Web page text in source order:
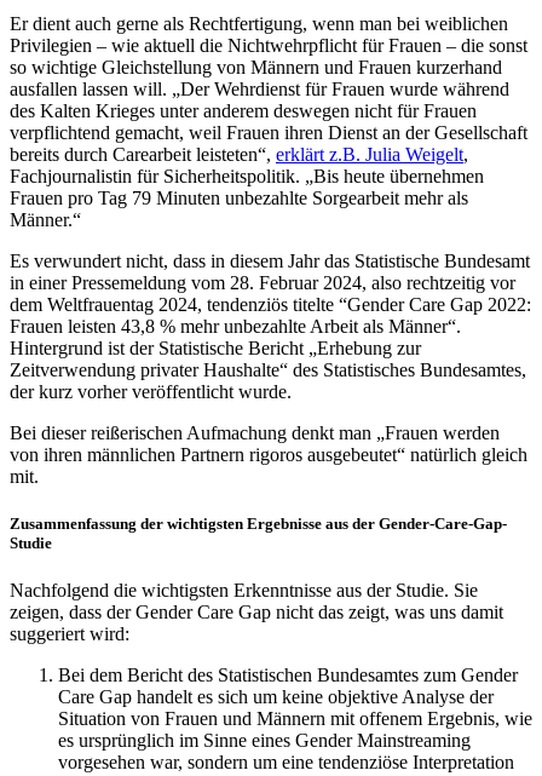
Er dient auch gerne als Rechtfertigung, wenn man bei weiblichen
Privilegien – wie aktuell die Nichtwehrpflicht für Frauen – die sonst
so wichtige Gleichstellung von Männern und Frauen kurzerhand
ausfallen lassen will. „Der Wehrdienst für Frauen wurde während
des Kalten Krieges unter anderem deswegen nicht für Frauen
verpflichtend gemacht, weil Frauen ihren Dienst an der Gesellschaft
bereits durch Carearbeit leisteten“, erklärt z.B. Julia Weigelt,
Fachjournalistin für Sicherheitspolitik. „Bis heute übernehmen
Frauen pro Tag 79 Minuten unbezahlte Sorgearbeit mehr als
Männer.“
Es verwundert nicht, dass in diesem Jahr das Statistische Bundesamt
in einer Pressemeldung vom 28. Februar 2024, also rechtzeitig vor
dem Weltfrauentag 2024, tendenziös titelte “Gender Care Gap 2022:
Frauen leisten 43,8 % mehr unbezahlte Arbeit als Männer“.
Hintergrund ist der Statistische Bericht „Erhebung zur
Zeitverwendung privater Haushalte“ des Statistisches Bundesamtes,
der kurz vorher veröffentlicht wurde.
Bei dieser reißerischen Aufmachung denkt man „Frauen werden
von ihren männlichen Partnern rigoros ausgebeutet“ natürlich gleich
mit.
Zusammenfassung der wichtigsten Ergebnisse aus der Gender-Care-Gap-
Studie
Nachfolgend die wichtigsten Erkenntnisse aus der Studie. Sie
zeigen, dass der Gender Care Gap nicht das zeigt, was uns damit
suggeriert wird:
Bei dem Bericht des Statistischen Bundesamtes zum Gender
Care Gap handelt es sich um keine objektive Analyse der
Situation von Frauen und Männern mit offenem Ergebnis, wie
es ursprünglich im Sinne eines Gender Mainstreaming
vorgesehen war, sondern um eine tendenziöse Interpretation